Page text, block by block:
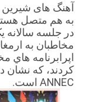
آهنگ های شیرین
به هم متصل
در جلسه
مخاطبان به
اپرابرنامه
کردند، که نشان
ANNEC است.